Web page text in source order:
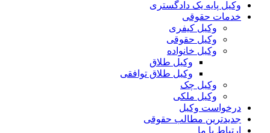
وکیل پایه یک دادگستری
خدمات حقوقی
وکیل کیفری
وکیل حقوقی
وکیل خانواده
وکیل طلاق
وکیل طلاق توافقی
وکیل چک
وکیل ملکی
درخواست وکیل
جدیدترین مطالب حقوقی
ارتباط با ما